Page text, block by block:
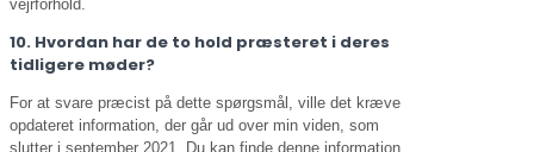
vejrforhold.
10. Hvordan har de to hold præsteret i deres
tidligere møder?
For at svare præcist på dette spørgsmål, ville det kræve
opdateret information, der går ud over min viden, som
slutter i september 2021. Du kan finde denne information